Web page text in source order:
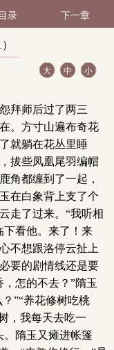
录 下一章
大 中 小
拜师后过了两三
。方寸山遍布奇花
就躺在花丛里睡
拔些凤凰尾羽编帽
角都缠到了一起，
在白象背上支了个
走了过来。“我听相
下看他。来了！来
不想跟洛停云扯上
要的剧情线还是要
怎的不去？”隋玉
”“养花修树吃桃
，我每天去吃一
。隋玉又瘫进帐篷